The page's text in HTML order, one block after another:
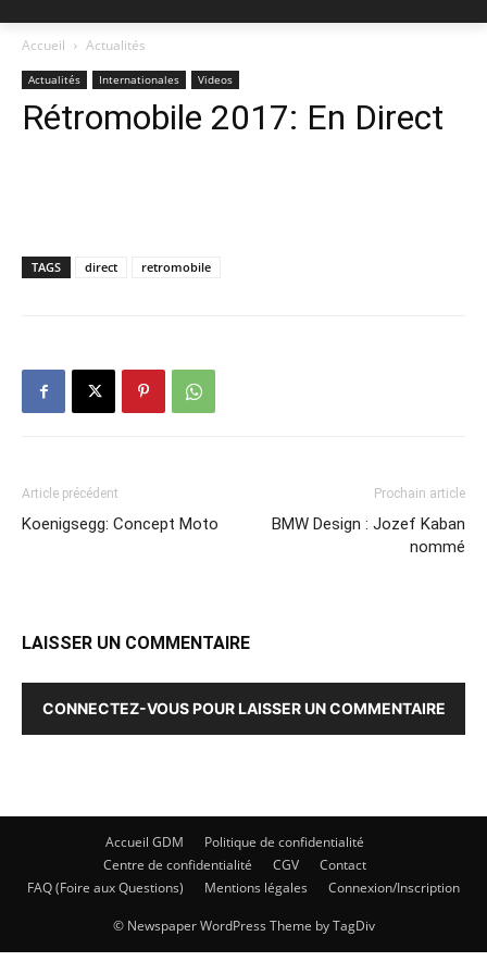
Accueil Actualités
Actualités Internationales Videos
Rétromobile 2017: En Direct
TAGS direct retromobile
Article précédent
Koenigsegg: Concept Moto
Prochain article
BMW Design : Jozef Kaban
nommé
LAISSER UN COMMENTAIRE
CONNECTEZ-VOUS POUR LAISSER UN COMMENTAIRE
Accueil GDM
Politique de confidentialité
Centre de confidentialité
CGV
Contact
FAQ (Foire aux Questions)
Mentions légales Connexion/Inscription
© Newspaper WordPress Theme by TagDiv